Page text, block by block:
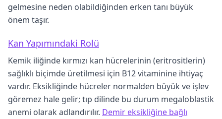
gelmesine neden olabildiğinden erken tanı büyük
önem taşır.
Kan Yapımındaki Rolü
Kemik iliğinde kırmızı kan hücrelerinin (eritrositlerin)
sağlıklı biçimde üretilmesi için B12 vitaminine ihtiyaç
vardır. Eksikliğinde hücreler normalden büyük ve işlev
göremez hale gelir; tıp dilinde bu durum megaloblastik
anemi olarak adlandırılır. Demir eksikliğine bağlı